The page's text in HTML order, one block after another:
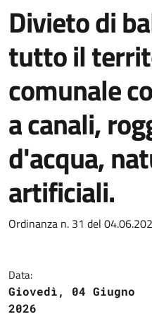
Divieto di
tutto il
comunale
a canali,
d'acqua,
artificiali.
Ordinanza n. 31 del
Data:
Giovedì, 04 Giugno
2026